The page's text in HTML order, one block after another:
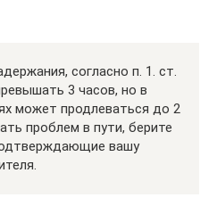
согласно п. 1. ст.
3 часов, но в
может продлеваться до 2
проблем в пути, берите
вашу